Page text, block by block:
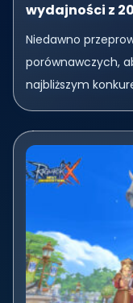
wydajności z
Niedawno
porównawczych,
najbliższym
sprzętowych — od
kartami Nvidia po